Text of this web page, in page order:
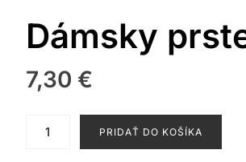
Dámsky
7,30 €
PRIDAŤ DO KOŠÍKA